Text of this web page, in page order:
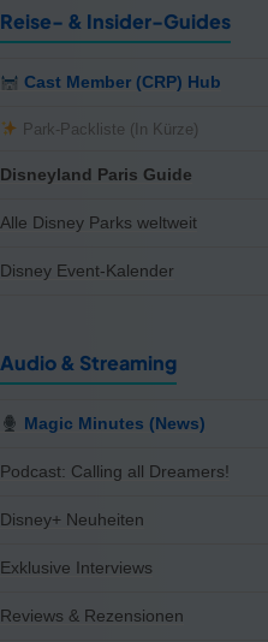
Reise- & Insider-Guides
Cast Member (CRP) Hub
Park-Packliste (In Kürze)
Disneyland Paris Guide
Alle Disney Parks weltweit
Disney Event-Kalender
Audio & Streaming
Magic Minutes (News)
Podcast: Calling all Dreamers!
Disney+ Neuheiten
Exklusive Interviews
Reviews & Rezensionen